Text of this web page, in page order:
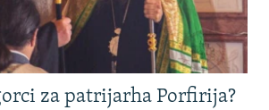
za patrijarha Porfirija?